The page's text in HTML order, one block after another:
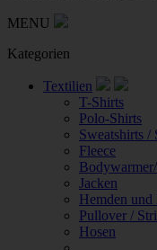
MENU
Kategorien
Textilien
T-Shirts
Polo-Shirts
Sweatshirts /
Fleece
Jacken
Hemden und
Pullover /
Hosen